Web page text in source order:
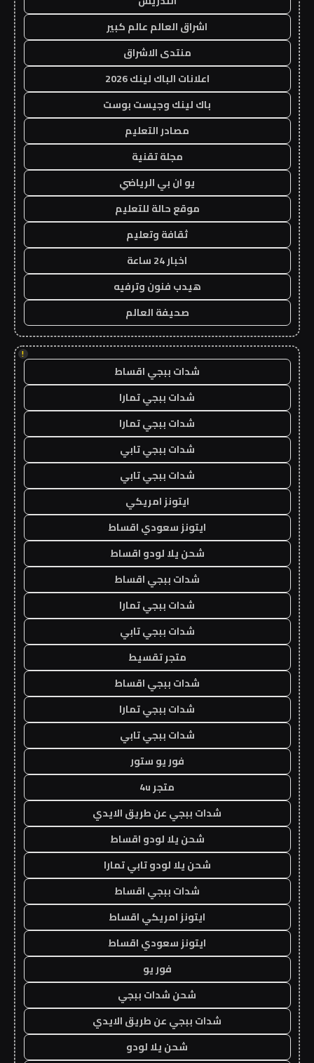
اشراق العالم عالم كبير
منتدى الاشراق
اعلانات الباك لينك 2026
باك لينك وجيست بوست
مصادر التعليم
مجلة تقنية
يو ان بي الرياضي
موقع حالة للتعليم
ثقافة وتعليم
اخبار 24 ساعة
هيدب فنون وترفيه
صحيفة العالم
!
شدات ببجي اقساط
شدات ببجي تمارا
شدات ببجي تمارا
شدات ببجي تابي
شدات ببجي تابي
ايتونز امريكي
ايتونز سعودي اقساط
شحن يلا لودو اقساط
شدات ببجي اقساط
شدات ببجي تمارا
شدات ببجي تابي
متجر تقسيط
شدات ببجي اقساط
شدات ببجي تمارا
شدات ببجي تابي
فور يو ستور
متجر 4u
شدات ببجي عن طريق الايدي
شحن يلا لودو اقساط
شحن يلا لودو تابي تمارا
شدات ببجي اقساط
ايتونز امريكي اقساط
ايتونز سعودي اقساط
فور يو
شحن شدات ببجي
شدات ببجي عن طريق الايدي
شحن يلا لودو